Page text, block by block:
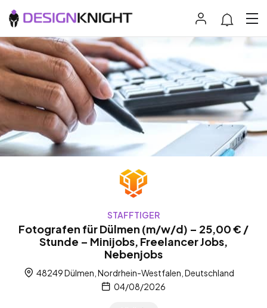
STAFFTIGER
Fotografen für Dülmen (m/w/d) – 25,00 € /
Stunde – Minijobs, Freelancer Jobs,
Nebenjobs
48249 Dülmen, Nordrhein-Westfalen, Deutschland
04/08/2026